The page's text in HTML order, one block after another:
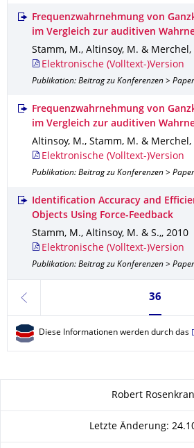
Frequenzwahrnehmung von
im Vergleich zur auditiven
Stamm, M., Altinsoy, M. & Merchel,
Elektronische (Volltext-)Version
Publikation: Beitrag zu Konferenzen > Paper
Frequenzwahrnehmung von
im Vergleich zur auditiven
Altinsoy, M., Stamm, M. & Merchel,
Elektronische (Volltext-)Version
Publikation: Beitrag zu Konferenzen > Paper
Identification Accuracy and
Objects Using Force-Feedback
Stamm, M., Altinsoy, M. & S.,, 2010
Elektronische (Volltext-)Version
Publikation: Beitrag zu Konferenzen > Paper
zurück
Seite
36
Diese Informationen werden durch das
Robert
Letzte Änderung: